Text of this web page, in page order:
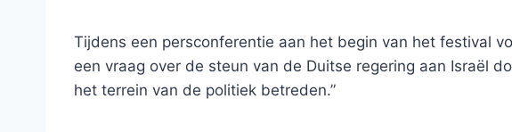
Tijdens een persconferentie aan het begin van het festival
een vraag over de steun van de Duitse regering aan Israël
het terrein van de politiek betreden.”